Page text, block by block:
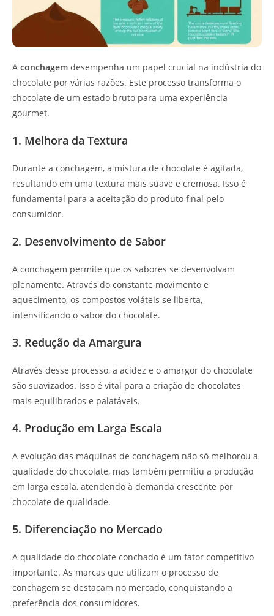
A conchagem desempenha um papel crucial na indústria do
chocolate por várias razões. Este processo transforma o
chocolate de um estado bruto para uma experiência
gourmet.
1. Melhora da Textura
Durante a conchagem, a mistura de chocolate é agitada,
resultando em uma textura mais suave e cremosa. Isso é
fundamental para a aceitação do produto final pelo
consumidor.
2. Desenvolvimento de Sabor
A conchagem permite que os sabores se desenvolvam
plenamente. Através do constante movimento e
aquecimento, os compostos voláteis se liberta,
intensificando o sabor do chocolate.
3. Redução da Amargura
Através desse processo, a acidez e o amargor do chocolate
são suavizados. Isso é vital para a criação de chocolates
mais equilibrados e palatáveis.
4. Produção em Larga Escala
A evolução das máquinas de conchagem não só melhorou a
qualidade do chocolate, mas também permitiu a produção
em larga escala, atendendo à demanda crescente por
chocolate de qualidade.
5. Diferenciação no Mercado
A qualidade do chocolate conchado é um fator competitivo
importante. As marcas que utilizam o processo de
conchagem se destacam no mercado, conquistando a
preferência dos consumidores.